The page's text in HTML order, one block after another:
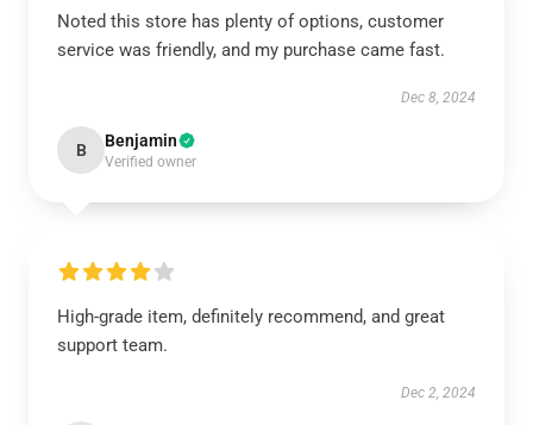
Noted this store has plenty of options, customer
service was friendly, and my purchase came fast.
Dec 8, 2024
B Benjamin
Verified owner
High-grade item, definitely recommend, and great
support team.
Dec 2, 2024